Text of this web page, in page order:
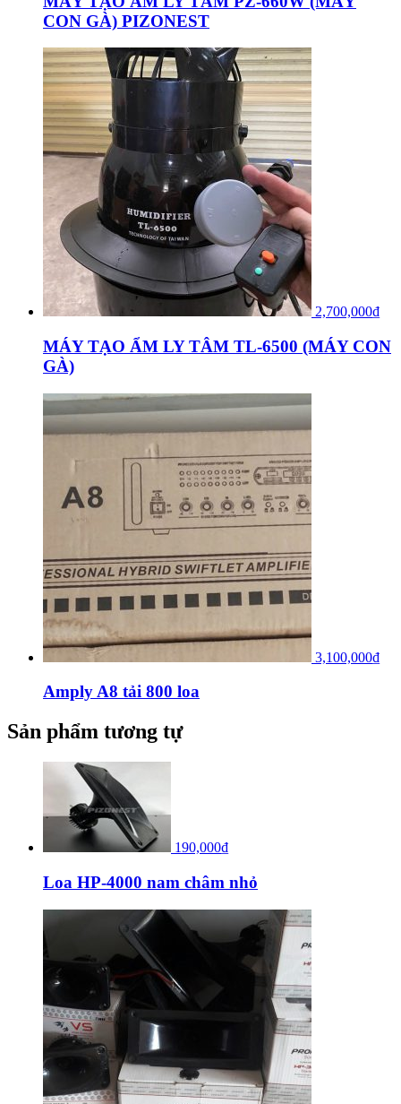
CON GÀ) PIZONEST
2,700,000₫
MÁY TẠO ẨM LY TÂM TL-6500 (MÁY CON
GÀ)
3,100,000₫
Amply A8 tải 800 loa
Sản phẩm tương tự
190,000₫
Loa HP-4000 nam châm nhỏ